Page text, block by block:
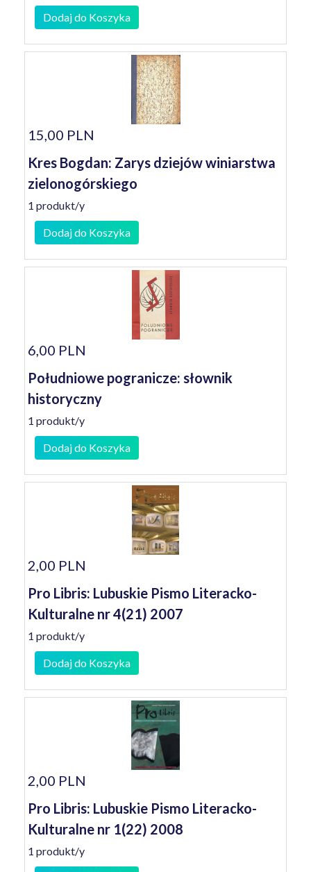
Dodaj do Koszyka
15,00 PLN
Kres Bogdan: Zarys dziejów winiarstwa
zielonogórskiego
1 produkt/y
Dodaj do Koszyka
6,00 PLN
Południowe pogranicze: słownik
historyczny
1 produkt/y
Dodaj do Koszyka
2,00 PLN
Pro Libris: Lubuskie Pismo Literacko-
Kulturalne nr 4(21) 2007
1 produkt/y
Dodaj do Koszyka
2,00 PLN
Pro Libris: Lubuskie Pismo Literacko-
Kulturalne nr 1(22) 2008
1 produkt/y